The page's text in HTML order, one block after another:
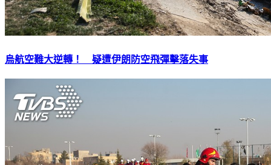
烏航空難大逆轉！ 疑遭伊朗防空飛彈擊落失事